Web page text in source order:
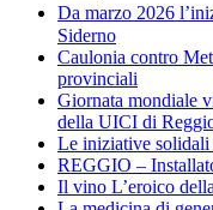
Da marzo 2026
Siderno
Caulonia contro
provinciali
Giornata mondiale
della UICI di
Le iniziative solidali
REGGIO –
Il vino L’eroico